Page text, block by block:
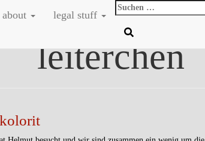
about legal stuff
Suchen
nach:
leiterchen